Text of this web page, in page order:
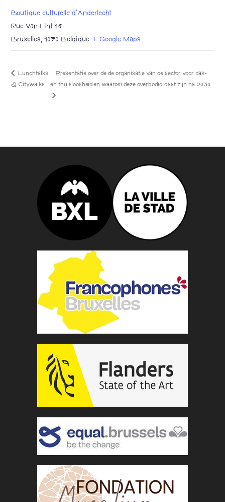
Boutique culturelle d’Anderlecht
Rue Van Lint 16
Bruxelles , 1070 Belgique + Google Maps
Lunchtalks
& Citywalks
Presentatie over de de organisatie van de sector voor dak-
en thuisloosheid en waarom deze overbodig gaat zijn na 2030.